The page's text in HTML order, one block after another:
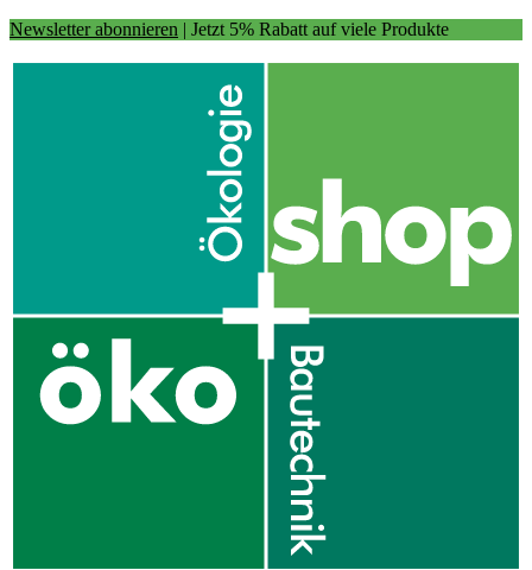
Newsletter abonnieren | Jetzt 5% Rabatt auf viele Produkte